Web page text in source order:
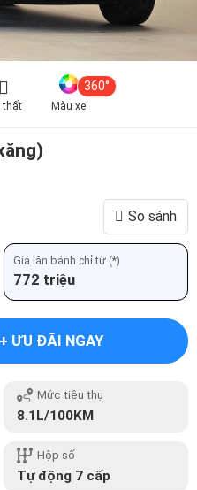
thất Màu xe
360°
So sánh
Giá lăn bánh chỉ từ (*)
772 triệu
ƯU ĐÃI NGAY
Mức tiêu thụ
8.1L/100KM
Hộp số
Tự động 7 cấp